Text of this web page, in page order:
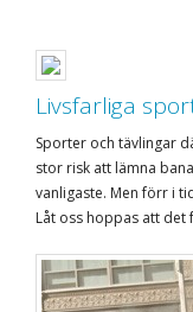
Livsfarliga
Sporter och tävlingar
stor risk att lämna
vanligaste. Men förr i
Låt oss hoppas att det